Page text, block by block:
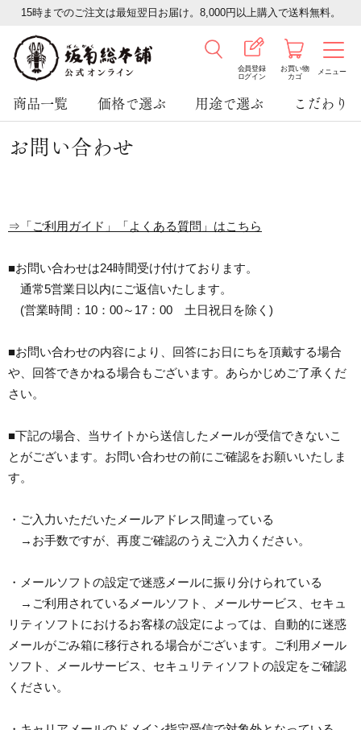
15時までのご注文は最短翌日お届け。8,000円以上購入で送料無料。
会員登録
ログイン
お買い物
カゴ
メニュー
商品一覧 価格で選ぶ 用途で選ぶ こだわり
お問い合わせ
⇒「ご利用ガイド」「よくある質問」はこちら
■お問い合わせは24時間受け付けております。
通常5営業日以内にご返信いたします。
(営業時間：10：00～17：00 土日祝日を除く)
■お問い合わせの内容により、回答にお日にちを頂戴する場合
や、回答できかねる場合もございます。あらかじめご了承くだ
さい。
■下記の場合、当サイトから送信したメールが受信できないこ
とがございます。お問い合わせの前にご確認をお願いいたしま
す。
・ご入力いただいたメールアドレス間違っている
→お手数ですが、再度ご確認のうえご入力ください。
・メールソフトの設定で迷惑メールに振り分けられている
→ご利用されているメールソフト、メールサービス、セキュ
リティソフトにおけるお客様の設定によっては、自動的に迷惑
メールがごみ箱に移行される場合がございます。ご利用メール
ソフト、メールサービス、セキュリティソフトの設定をご確認
ください。